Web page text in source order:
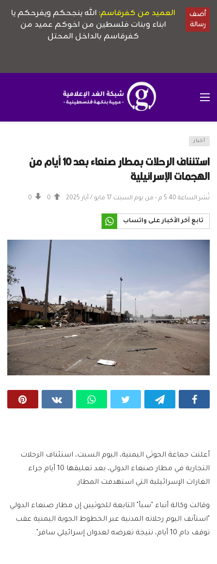
أخبار
استئناف الرحلات بمطار صنعاء بعد 10 أيام من
الهجمات الإسرائيلية
نُشر الساعة 5:40 م - من يوم السبت 17 مايو / أيار 2025 0
0
تابع آخر الأخبار على واتساب
أعلنت جماعة الحوثي اليمنية، اليوم السبت، استئناف الرحلات
التجارية في مطار صنعاء الدولي، بعد تعليقها 10 أيام جراء
الغارات الإسرائيلية التي استهدفت المطار.
وقالت وكالة أنباء "سبأ" التابعة للحوثيين إن مطار صنعاء الدولي
"استأنف اليوم رحلاته المدنية عبر الخطوط الجوية اليمنية عقب
توقف دام 10 أيام، نتيجة تعرضه لعدوان إسرائيلي سافر".